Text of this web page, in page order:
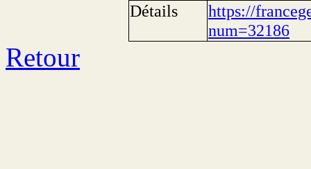
Détails
https://
num=32186
Retour